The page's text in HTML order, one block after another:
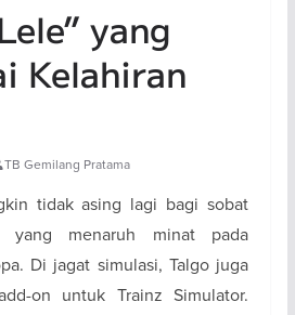
yang
Kelahiran
TB Gemilang Pratama
tidak asing lagi bagi sobat
yang menaruh minat pada
Di jagat simulasi, Talgo juga
on untuk Trainz Simulator.